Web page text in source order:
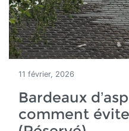
11 février, 2026
Bardeaux
comment